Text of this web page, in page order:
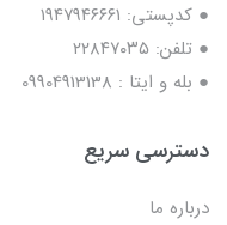
● کدپستی: ۱۹۴۷۹۴۶۶۶۱
● تلفن: ٢٢٨۴٧۰۳۵
● بله و ایتا : 09904913138
دسترسی سریع
درباره ما